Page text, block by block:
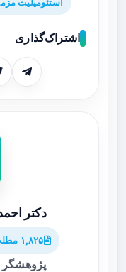
اشتراک‌گذاری
دکتر
۱,۸۲۵ مطلب
پژوهشگر